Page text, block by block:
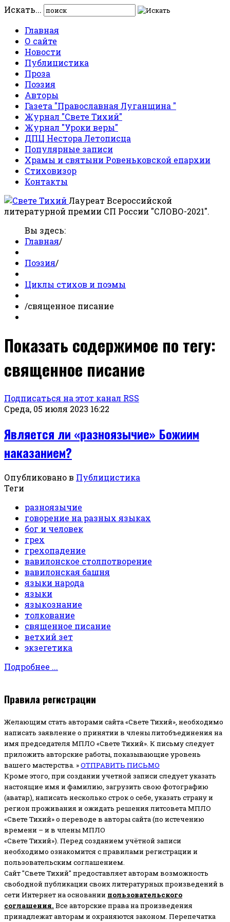
Искать...
Главная
О сайте
Новости
Публицистика
Проза
Поэзия
Авторы
Газета "Православная Луганщина "
Журнал "Свете Тихий"
Журнал "Уроки веры"
ДПЦ Нестора Летописца
Популярные записи
Храмы и святыни Ровеньковской епархии
Стиховизор
Контакты
Лауреат Всероссийской
литературной премии СП России "СЛОВО-2021".
Вы здесь:
Главная/
Поэзия/
Циклы стихов и поэмы
/священное писание
Показать содержимое по тегу:
священное писание
Подписаться на этот канал RSS
Среда, 05 июля 2023 16:22
Является ли «разноязычие» Божиим
наказанием?
Опубликовано в Публицистика
Теги
разноязычие
говорение на разных языках
бог и человек
грех
грехопадение
вавилонское столпотворение
вавилонская башня
языки народа
языки
языкознание
толкование
священное писание
ветхий зет
экзегетика
Подробнее ...
Правила регистрации
Желающим стать авторами сайта «Свете Тихий», необходимо
написать заявление о принятии в члены литобъединения на
имя председателя МПЛО «Свете Тихий». К письму следует
приложить авторские работы, показывающие уровень
вашего мастерства. »ОТПРАВИТЬ ПИСЬМО
Кроме этого, при создании учетной записи следует указать
настоящие имя и фамилию, загрузить свою фотографию
(аватар), написать несколько строк о себе, указать страну и
регион проживания и ожидать решения литсовета МПЛО
«Свете Тихий» о переводе в авторы сайта (по истечению
времени – и в члены МПЛО
«Свете Тихий»). Перед созданием учётной записи
необходимо ознакомится с правилами регистрации и
пользовательским соглашением.
Сайт "Свете Тихий" предоставляет авторам возможность
свободной публикации своих литературных произведений в
сети Интернет на основании пользовательского
соглашения. Все авторские права на произведения
принадлежат авторам и охраняются законом. Перепечатка